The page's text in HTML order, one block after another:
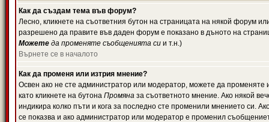
Как да създам тема във форум?
Лесно, кликнете на съответния бутон на страницата на някой форум
разрешено да правите във даден форум е показано в дъното на
Можете да променяте съобщенията си и т.н.)
Върнете се в началото
Как да променя или изтрия мнение?
Освен ако не сте администратор или модератор, можете да
като кликнете на бутона Промяна за съответното мнение. Ако някой
индикира колко пъти и кога за последно сте променили мнението си.
се показва и ако администратор или модератор е променил